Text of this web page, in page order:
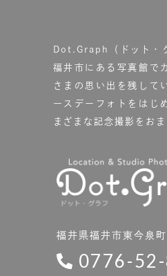
Dot.Graph（ドット・
福井市にある写真館で
さまの思い出を残して
ースデーフォトをはじ
まざまな記念撮影をお
福井県福井市東今泉
0776-